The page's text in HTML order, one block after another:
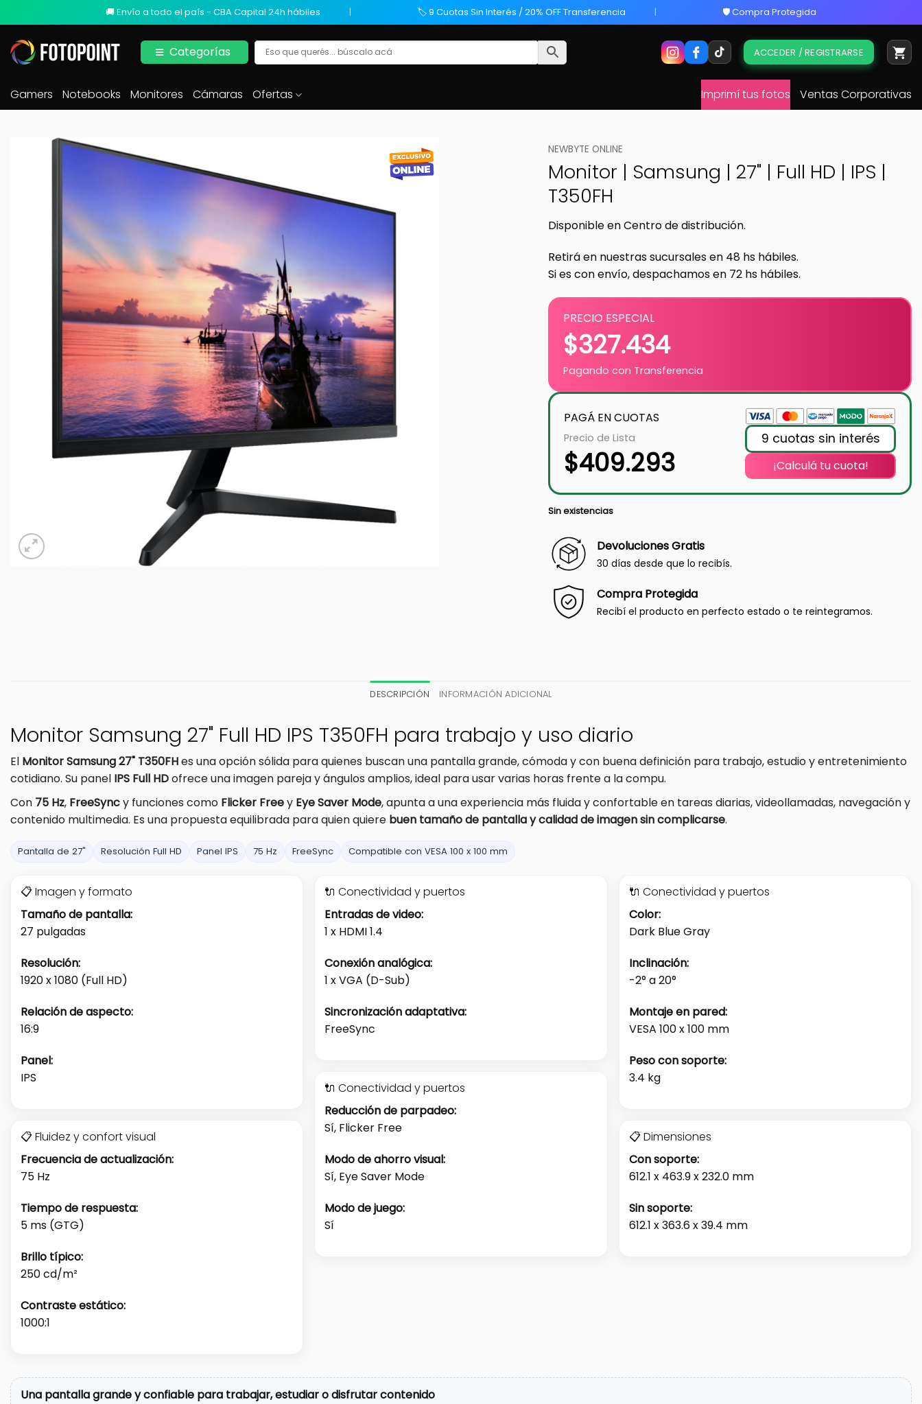
🚚 Envío a todo el país - CBA Capital 24h hábiles 🏷️ 9 Cuotas Sin Interés / 20% OFF Transferencia 🛡️ Compra Protegida
Categorías ACCEDER / REGISTRARSE
Gamers Notebooks Monitores Cámaras Ofertas Imprimí tus fotos Ventas Corporativas
NEWBYTE ONLINE
Monitor | Samsung | 27" | Full HD | IPS |
T350FH
Disponible en Centro de distribución.
Retirá en nuestras sucursales en 48 hs hábiles.
Si es con envío, despachamos en 72 hs hábiles.
PRECIO ESPECIAL
$327.434
Pagando con Transferencia
PAGÁ EN CUOTAS
Precio de Lista
$409.293
9 cuotas sin interés
¡Calculá tu cuota!
Sin existencias
Devoluciones Gratis
30 días desde que lo recibís.
Compra Protegida
Recibí el producto en perfecto estado o te reintegramos.
DESCRIPCIÓN INFORMACIÓN ADICIONAL
Monitor Samsung 27" Full HD IPS T350FH para trabajo y uso diario
El Monitor Samsung 27" T350FHes una opción sólida para quienes buscan una pantalla grande, cómoda y con buena definición para trabajo, estudio y entretenimiento
cotidiano. Su panel IPS Full HDofrece una imagen pareja y ángulos amplios, ideal para usar varias horas frente a la compu.
Con 75 Hz, FreeSyncy funciones como Flicker Freey Eye Saver Mode, apunta a una experiencia más fluida y confortable en tareas diarias, videollamadas, navegación y
contenido multimedia. Es una propuesta equilibrada para quien quiere buen tamaño de pantalla y calidad de imagen sin complicarse.
Pantalla de 27" Resolución Full HD Panel IPS 75 Hz FreeSync Compatible con VESA 100 x 100 mm
📋 Imagen y formato
Tamaño de pantalla:
27 pulgadas
Resolución:
1920 x 1080 (Full HD)
Relación de aspecto:
16:9
Panel:
IPS
📋 Fluidez y confort visual
Frecuencia de actualización:
75 Hz
Tiempo de respuesta:
5 ms (GTG)
Brillo típico:
250 cd/m²
Contraste estático:
1000:1
🔌 Conectividad y puertos
Entradas de video:
1 x HDMI 1.4
Conexión analógica:
1 x VGA (D-Sub)
Sincronización adaptativa:
FreeSync
🔌 Conectividad y puertos
Reducción de parpadeo:
Sí, Flicker Free
Modo de ahorro visual:
Sí, Eye Saver Mode
Modo de juego:
Sí
🔌 Conectividad y puertos
Color:
Dark Blue Gray
Inclinación:
-2° a 20°
Montaje en pared:
VESA 100 x 100 mm
Peso con soporte:
3.4 kg
📋 Dimensiones
Con soporte:
612.1 x 463.9 x 232.0 mm
Sin soporte:
612.1 x 363.6 x 39.4 mm
Una pantalla grande y confiable para trabajar, estudiar o disfrutar contenido